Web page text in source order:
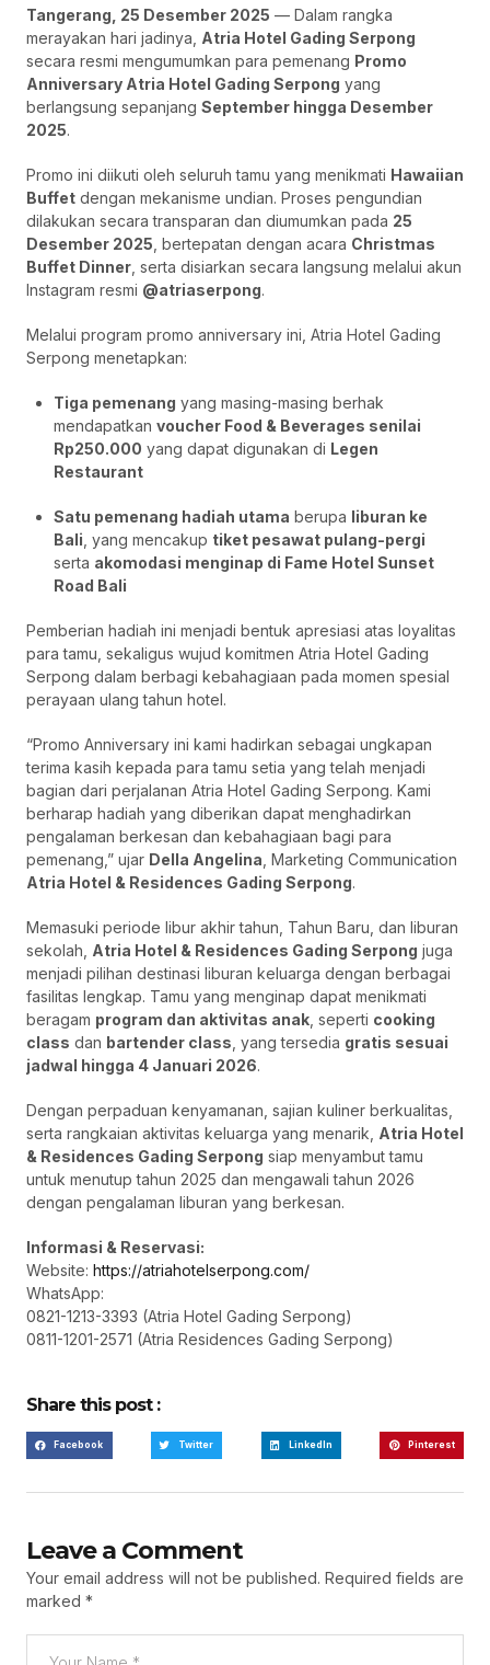
Tangerang, 25 Desember 2025 — Dalam rangka
merayakan hari jadinya, Atria Hotel Gading Serpong
secara resmi mengumumkan para pemenang Promo
Anniversary Atria Hotel Gading Serpong yang
berlangsung sepanjang September hingga Desember
2025.
Promo ini diikuti oleh seluruh tamu yang menikmati Hawaiian
Buffet dengan mekanisme undian. Proses pengundian
dilakukan secara transparan dan diumumkan pada 25
Desember 2025 , bertepatan dengan acara Christmas
Buffet Dinner , serta disiarkan secara langsung melalui akun
Instagram resmi @atriaserpong.
Melalui program promo anniversary ini, Atria Hotel Gading
Serpong menetapkan:
Tiga pemenang yang masing-masing berhak
mendapatkan voucher Food & Beverages senilai
Rp250.000 yang dapat digunakan di Legen
Restaurant
Satu pemenang hadiah utama berupa liburan ke
Bali , yang mencakup tiket pesawat pulang-pergi
serta akomodasi menginap di Fame Hotel Sunset
Road Bali
Pemberian hadiah ini menjadi bentuk apresiasi atas loyalitas
para tamu, sekaligus wujud komitmen Atria Hotel Gading
Serpong dalam berbagi kebahagiaan pada momen spesial
perayaan ulang tahun hotel.
“Promo Anniversary ini kami hadirkan sebagai ungkapan
terima kasih kepada para tamu setia yang telah menjadi
bagian dari perjalanan Atria Hotel Gading Serpong. Kami
berharap hadiah yang diberikan dapat menghadirkan
pengalaman berkesan dan kebahagiaan bagi para
pemenang,” ujar Della Angelina , Marketing Communication
Atria Hotel & Residences Gading Serpong.
Memasuki periode libur akhir tahun, Tahun Baru, dan liburan
sekolah, Atria Hotel & Residences Gading Serpong juga
menjadi pilihan destinasi liburan keluarga dengan berbagai
fasilitas lengkap. Tamu yang menginap dapat menikmati
beragam program dan aktivitas anak , seperti cooking
class dan bartender class , yang tersedia gratis sesuai
jadwal hingga 4 Januari 2026.
Dengan perpaduan kenyamanan, sajian kuliner berkualitas,
serta rangkaian aktivitas keluarga yang menarik, Atria Hotel
& Residences Gading Serpong siap menyambut tamu
untuk menutup tahun 2025 dan mengawali tahun 2026
dengan pengalaman liburan yang berkesan.
Informasi & Reservasi:
Website: https://atriahotelserpong.com/
WhatsApp:
0821-1213-3393 (Atria Hotel Gading Serpong)
0811-1201-2571 (Atria Residences Gading Serpong)
Share this post :
Facebook Twitter LinkedIn Pinterest
Leave a Comment
Your email address will not be published. Required fields are
marked *